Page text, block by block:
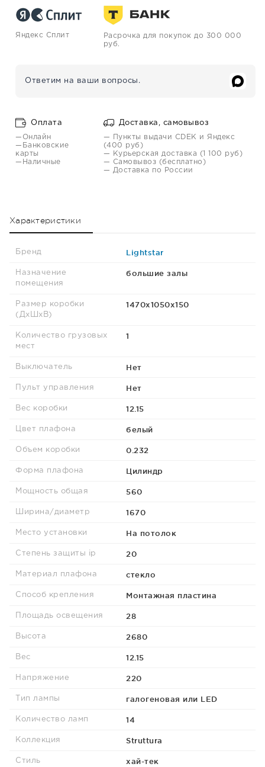
Яндекс Сплит
Расрочка для покупок до 300 000
руб.
Ответим на ваши вопросы.
Оплата
—Онлайн
—Банковские
карты
—Наличные
Доставка, самовывоз
— Пункты выдачи CDEK и Яндекс
(400 руб)
— Курьерская доставка (1 100 руб)
— Самовывоз (бесплатно)
— Доставка по России
Характеристики
Бренд Lightstar
Назначение
помещения
большие залы
Размер коробки
(ДхШхВ)
1470х1050х150
Количество грузовых
мест
1
Выключатель Нет
Пульт управления Нет
Вес коробки 12.15
Цвет плафона белый
Объем коробки 0.232
Форма плафона Цилиндр
Мощность общая 560
Ширина/диаметр 1670
Место установки На потолок
Степень защиты ip 20
Материал плафона стекло
Способ крепления Монтажная пластина
Площадь освещения 28
Высота 2680
Вес 12.15
Напряжение 220
Тип лампы галогеновая или LED
Количество ламп 14
Коллекция Struttura
Стиль хай-тек